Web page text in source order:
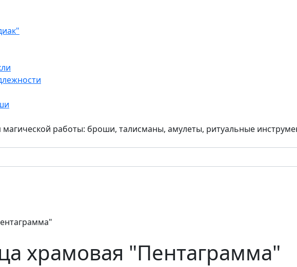
магической работы: броши, талисманы, амулеты, ритуальные
храмовая "Пентаграмма"